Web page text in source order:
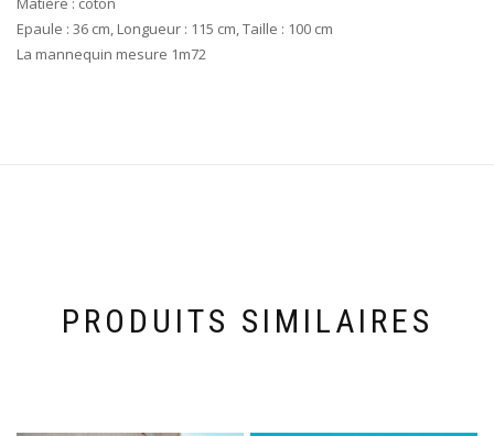
Epaule : 36 cm, Longueur : 115 cm, Taille : 100 cm
La mannequin mesure 1m72
PRODUITS SIMILAIRES